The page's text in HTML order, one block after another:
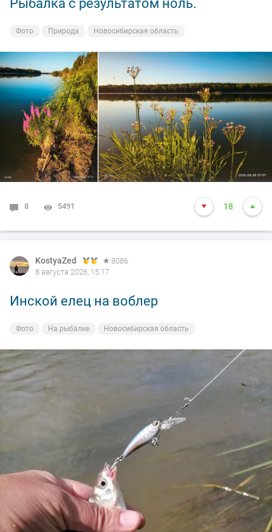
Рыбалка с результатом ноль.
Фото Природа Новосибирская область
8 5491 18
KostyaZed
8086
8 августа 2026, 15:17
Инской елец на воблер
Фото На рыбалке Новосибирская область